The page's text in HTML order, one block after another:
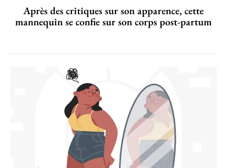
Après des critiques sur son apparence, cette
mannequin se confie sur son corps post-partum